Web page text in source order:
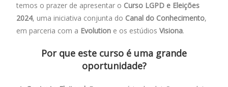
temos o prazer de apresentar o Curso LGPD e Eleições
2024, uma iniciativa conjunta do Canal do Conhecimento,
em parceria com a Evolution e os estúdiosVisiona.
Por que este curso é uma grande
oportunidade?